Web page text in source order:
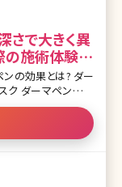
さで大きく異
の施術体験か
ダーマペンの治
のダウンタイム ダ
く耳に
すよね。SNS等で
疑問や不安を解決
ムについて詳しく